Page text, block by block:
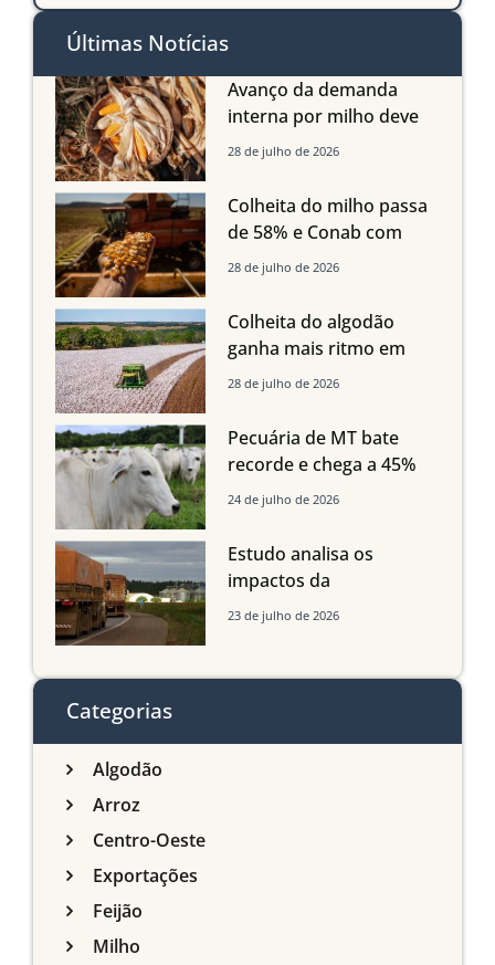
Últimas Notícias
Avanço da demanda
interna por milho deve
compensar aumento da
em Mato Grosso, aponta
Imea
28 de julho de 2026
Colheita do milho passa
de 58% e Conab com
boas produtividades em
quedas em Tocantins,
Maranhão e Piauí
28 de julho de 2026
Colheita do algodão
ganha mais ritmo em
Mato Grosso, Mato
Maranhão
28 de julho de 2026
Pecuária de MT bate
recorde e chega a 45%
dos bovinos abatidos
24 de julho de 2026
Estudo analisa os
impactos da
infraestrutura logística
do Sul
23 de julho de 2026
Categorias
Algodão
Arroz
Centro-Oeste
Exportações
Feijão
Milho